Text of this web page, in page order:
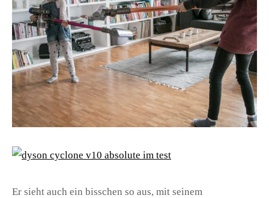
Er sieht auch ein bisschen so aus, mit seinem